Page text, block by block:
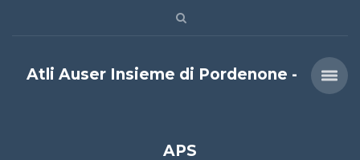
Atli Auser Insieme di Pordenone -
APS